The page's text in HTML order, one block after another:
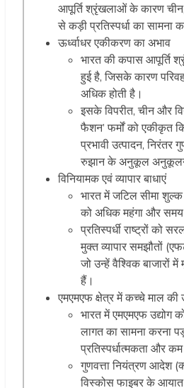
आपूर्ति श्रृंखलाओं के कारण
से कड़ी प्रतिस्पर्धा का सामना
ऊर्ध्वाधर एकीकरण का अभाव
भारत की कपास आपूर्ति
हुई है, जिसके कारण
अधिक होती है।
इसके विपरीत, चीन और
फैशन’ फर्मों को एकीकृत
प्रभावी उत्पादन, निरंतर
रुझान के अनुकूल अनुकूलन
विनियामक एवं व्यापार बाधाएं
भारत में जटिल सीमा शुल्क
को अधिक महंगा और समय
प्रतिस्पर्धी राष्ट्रों को
मुक्त व्यापार समझौतों
जो उन्हें वैश्विक बाजारों
हैं।
एमएमएफ क्षेत्र में कच्चे माल की
भारत में एमएमएफ उद्योग
लागत का सामना करना
प्रतिस्पर्धात्मकता और कम
गुणवत्ता नियंत्रण आदेश
विस्कोस फाइबर के